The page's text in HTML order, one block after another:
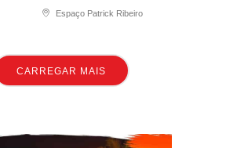
Espaço Patrick Ribeiro
CARREGAR MAIS